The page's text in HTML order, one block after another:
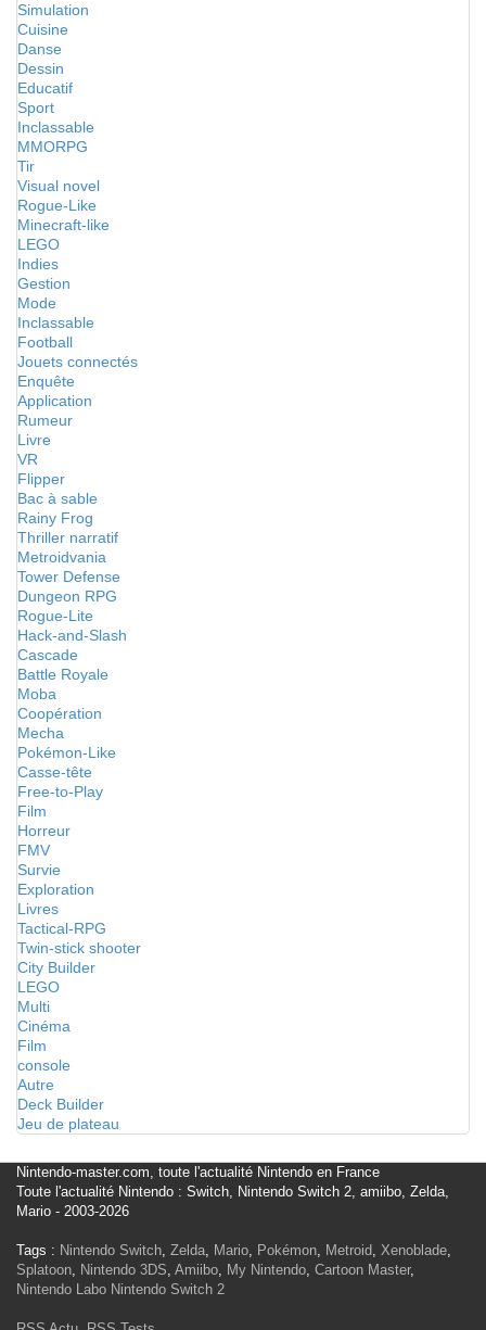
Simulation
Cuisine
Danse
Dessin
Educatif
Sport
Inclassable
MMORPG
Tir
Visual novel
Rogue-Like
Minecraft-like
LEGO
Indies
Gestion
Mode
Inclassable
Football
Jouets connectés
Enquête
Application
Rumeur
Livre
VR
Flipper
Bac à sable
Rainy Frog
Thriller narratif
Metroidvania
Tower Defense
Dungeon RPG
Rogue-Lite
Hack-and-Slash
Cascade
Battle Royale
Moba
Coopération
Mecha
Pokémon-Like
Casse-tête
Free-to-Play
Film
Horreur
FMV
Survie
Exploration
Livres
Tactical-RPG
Twin-stick shooter
City Builder
LEGO
Multi
Cinéma
Film
console
Autre
Deck Builder
Jeu de plateau
Nintendo-master.com, toute l'actualité Nintendo en France
Toute l'actualité Nintendo : Switch, Nintendo Switch 2, amiibo, Zelda,
Mario - 2003-2026
Tags : Nintendo Switch, Zelda, Mario, Pokémon, Metroid, Xenoblade,
Splatoon, Nintendo 3DS, Amiibo, My Nintendo, Cartoon Master,
Nintendo Labo Nintendo Switch 2